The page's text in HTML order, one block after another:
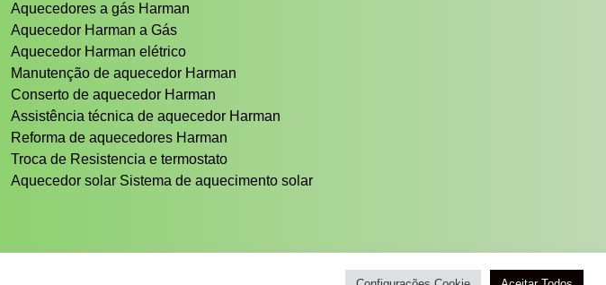
Aquecedores a gás Harman
Aquecedor Harman a Gás
Aquecedor Harman elétrico
Manutenção de aquecedor Harman
Conserto de aquecedor Harman
Assistência técnica de aquecedor Harman
Reforma de aquecedores Harman
Troca de Resistencia e termostato
Aquecedor solar Sistema de aquecimento solar